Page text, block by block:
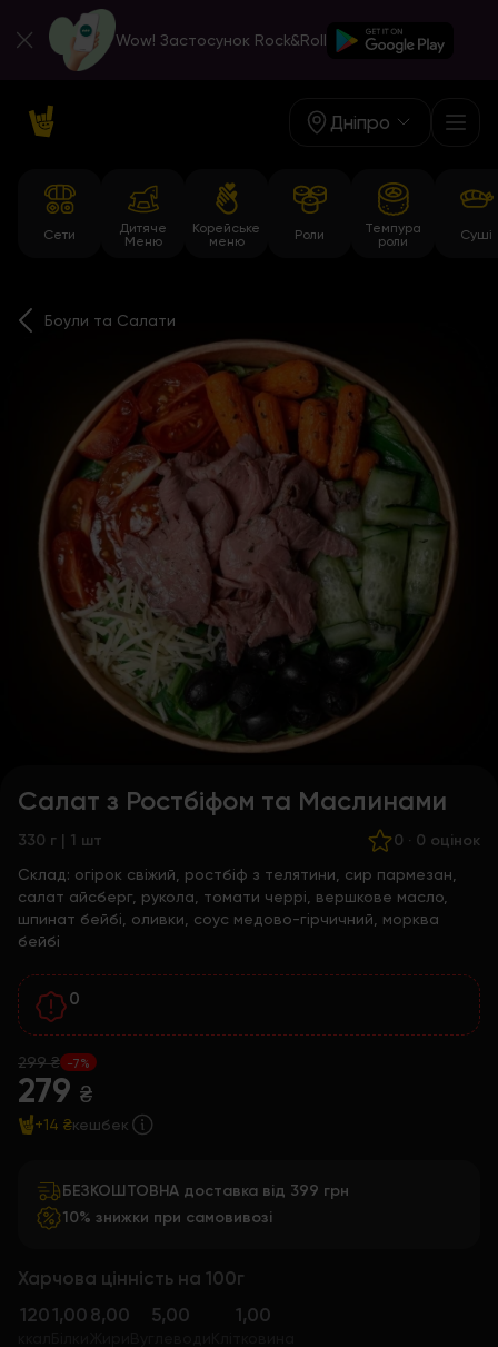
Wow! Застосунок Rock&Roll
Дніпро
Сети
Дитяче
Меню
Корейське
меню
Роли
Темпура
роли
Суші
Боули та Салати
Салат з Ростбіфом та Маслинами
330 г | 1 шт 0 · 0 оцінок
Склад: огірок свіжий, ростбіф з телятини, сир пармезан,
салат айсберг, рукола, томати черрі, вершкове масло,
шпинат бейбі, оливки, соус медово-гірчичний, морква
бейбі
0
299 ₴ -7%
279 ₴
+14 ₴кешбек
БЕЗКОШТОВНА доставка від 399 грн
10% знижки при самовивозі
Харчова цінність на 100г
1201,00 8,00 5,00 1,00